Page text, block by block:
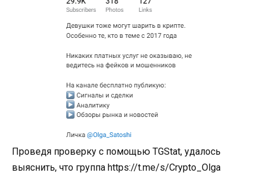
Проведя проверку с помощью TGStat, удалось
выяснить, что группа https://t.me/s/Crypto_Olga